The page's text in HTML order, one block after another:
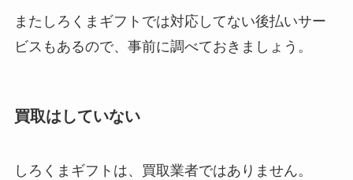
またしろくまギフトでは対応してない後払いサー
ビスもあるので、事前に調べておきましょう。
買取はしていない
しろくまギフトは、買取業者ではありません。